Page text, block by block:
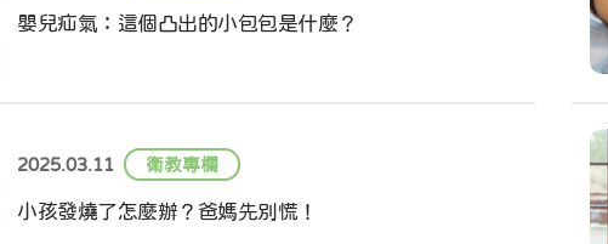
嬰兒疝氣：這個凸出的小包包是什麼？
2025.03.11 衛教專欄
小孩發燒了怎麼辦？爸媽先別慌！